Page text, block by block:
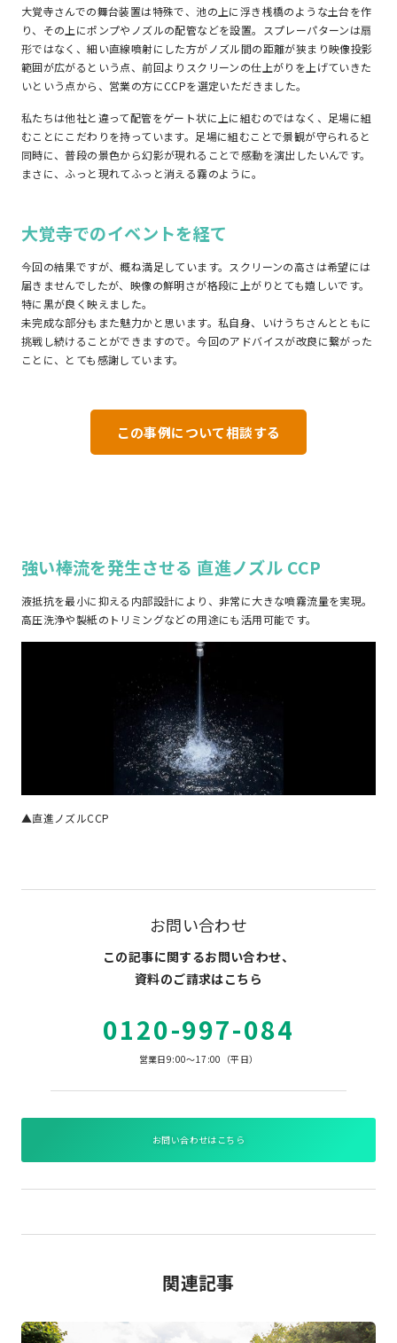
大覚寺さんでの舞台装置は特殊で、池の上に浮き桟橋のような土台を作
り、その上にポンプやノズルの配管などを設置。スプレーパターンは扇
形ではなく、細い直線噴射にした方がノズル間の距離が狭まり映像投影
範囲が広がるという点、前回よりスクリーンの仕上がりを上げていきた
いという点から、営業の方にCCPを選定いただきました。
私たちは他社と違って配管をゲート状に上に組むのではなく、足場に組
むことにこだわりを持っています。足場に組むことで景観が守られると
同時に、普段の景色から幻影が現れることで感動を演出したいんです。
まさに、ふっと現れてふっと消える霧のように。
大覚寺でのイベントを経て
今回の結果ですが、概ね満足しています。スクリーンの高さは希望には
届きませんでしたが、映像の鮮明さが格段に上がりとても嬉しいです。
特に黒が良く映えました。
未完成な部分もまた魅力かと思います。私自身、いけうちさんとともに
挑戦し続けることができますので。今回のアドバイスが改良に繋がった
ことに、とても感謝しています。
この事例について相談する
強い棒流を発生させる 直進ノズル CCP
液抵抗を最小に抑える内部設計により、非常に大きな噴霧流量を実現。
高圧洗浄や製紙のトリミングなどの用途にも活用可能です。
▲直進ノズルCCP
お問い合わせ
この記事に関するお問い合わせ、
資料のご請求はこちら
0120-997-084
営業日9:00～17:00（平日）
お問い合わせはこちら
関連記事